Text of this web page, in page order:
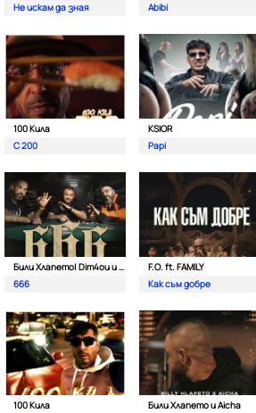
Не искам да зная
Abibi
100 Кила
С 200
KSIOR
Papi
Били Хлапето| Dim4ou и Garjoka
666
F.O. ft. FAMILY
Как съм добре
100 Кила
Били Хлапето и Aicha